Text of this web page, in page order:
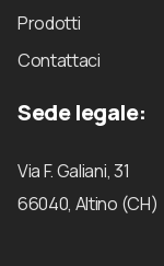
Prodotti
Contattaci
Sede legale:
Via F. Galiani, 31
66040, Altino (CH)